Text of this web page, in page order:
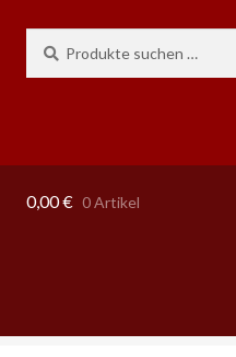
nach:
0,00€ 0 Artikel